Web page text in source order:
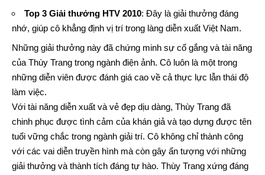
Top 3 Giải thưởng HTV 2010: Đây là giải thưởng đáng
nhớ, giúp cô khẳng định vị trí trong làng diễn xuất Việt Nam.
Những giải thưởng này đã chứng minh sự cố gắng và tài năng
của Thùy Trang trong ngành điện ảnh. Cô luôn là một trong
những diễn viên được đánh giá cao về cả thực lực lẫn thái độ
làm việc.
Với tài năng diễn xuất và vẻ đẹp dịu dàng, Thùy Trang đã
chinh phục được tình cảm của khán giả và tạo dựng được tên
tuổi vững chắc trong ngành giải trí. Cô không chỉ thành công
với các vai diễn truyền hình mà còn gây ấn tượng với những
giải thưởng và thành tích đáng tự hào. Thùy Trang xứng đáng